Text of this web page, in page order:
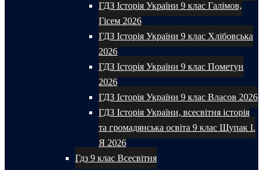
ГДЗ Історія України 9 клас Галімов,
Гісем 2026
ГДЗ Історія України 9 клас Хлібовська
2026
ГДЗ Історія України 9 клас Пометун
2026
ГДЗ Історія України 9 клас Власов 2026
ГДЗ Історія України, всесвітня історія
та громадянська освіта 9 клас Щупак І.
Я 2026
Гдз 9 клас Всесвітня